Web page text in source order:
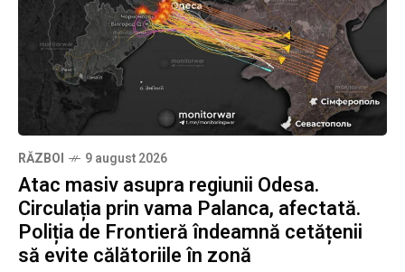
RĂZBOI 9 august 2026
Atac masiv asupra regiunii Odesa.
Circulația prin vama Palanca, afectată.
Poliția de Frontieră îndeamnă cetățenii
să evite călătoriile în zonă